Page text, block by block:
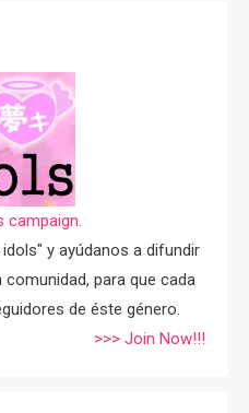
campaign.
y ayúdanos a difundir
para que cada
de éste género.
>>> Join Now!!!